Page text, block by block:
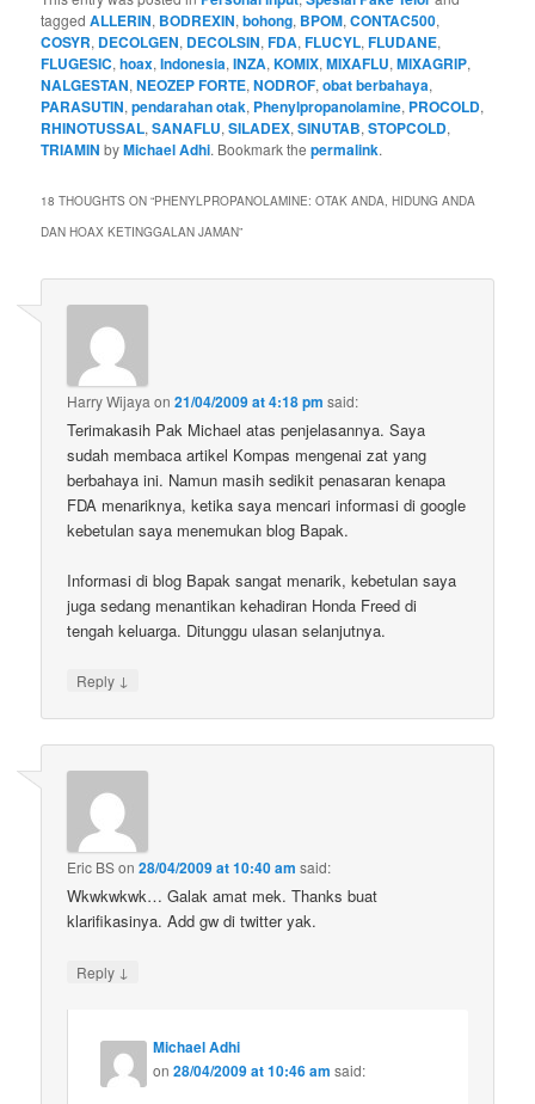
taggedALLERIN, BODREXIN,bohong, BPOM,CONTAC500,
COSYR, DECOLGEN, DECOLSIN,FDA,FLUCYL,FLUDANE,
FLUGESIC,hoax,Indonesia,INZA,KOMIX,MIXAFLU,MIXAGRIP,
NALGESTAN,NEOZEP FORTE,NODROF,obat berbahaya,
PARASUTIN,pendarahan otak, Phenylpropanolamine, PROCOLD,
RHINOTUSSAL,SANAFLU,SILADEX,SINUTAB,STOPCOLD,
TRIAMIN byMichael Adhi. Bookmark thepermalink.
18 THOUGHTS ON “PHENYLPROPANOLAMINE: OTAK ANDA, HIDUNG ANDA
DAN HOAX KETINGGALAN JAMAN”
Harry Wijaya on21/04/2009 at 4:18 pm said:
Terimakasih Pak Michael atas penjelasannya. Saya
sudah membaca artikel Kompas mengenai zat yang
berbahaya ini. Namun masih sedikit penasaran kenapa
FDA menariknya, ketika saya mencari informasi di google
kebetulan saya menemukan blog Bapak.
Informasi di blog Bapak sangat menarik, kebetulan saya
juga sedang menantikan kehadiran Honda Freed di
tengah keluarga. Ditunggu ulasan selanjutnya.
Reply ↓
Eric BSon28/04/2009 at 10:40 am said:
Wkwkwkwk… Galak amat mek. Thanks buat
klarifikasinya. Add gw di twitter yak.
Reply ↓
Michael Adhi
on28/04/2009 at 10:46 am said: